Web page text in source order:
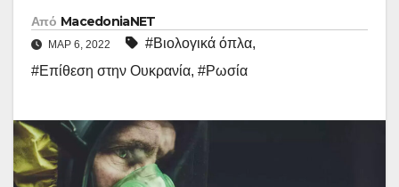
Από MacedoniaNET
ΜΑΡ 6, 2022 #Βιολογικά όπλα,
#Επίθεση στην Ουκρανία, #Ρωσία